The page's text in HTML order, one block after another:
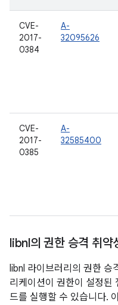
CVE-
2017-
0384
A-
32095626
CVE-
2017-
0385
A-
32585400
libnl의 권한 승격 취약
libnl 라이브러리의 권한 승
리케이션이 권한이 설정된
드를 실행할 수 있습니다.